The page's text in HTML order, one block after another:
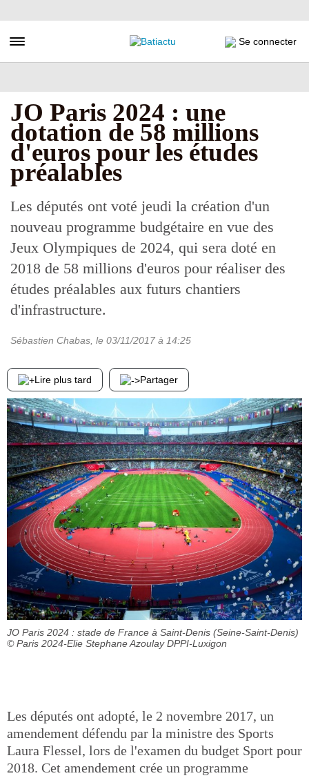
au
principal
Toggle navigation Se connecter
JO Paris 2024 : une
dotation de 58 millions
d'euros pour les études
préalables
Les députés ont voté jeudi la création d'un
nouveau programme budgétaire en vue des
Jeux Olympiques de 2024, qui sera doté en
2018 de 58 millions d'euros pour réaliser des
études préalables aux futurs chantiers
d'infrastructure.
Sébastien Chabas , le 03/11/2017 à 14:25
Lire plus tard Partager
JO Paris 2024 : stade de France à Saint-Denis (Seine-Saint-Denis)
© Paris 2024-Elie Stephane Azoulay DPPI-Luxigon
Les députés ont adopté, le 2 novembre 2017, un
amendement défendu par la ministre des Sports
Laura Flessel, lors de l'examen du budget Sport pour
2018. Cet amendement crée un programme